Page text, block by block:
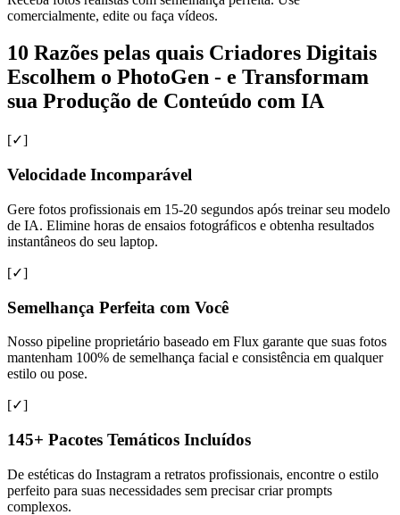
comercialmente, edite ou faça vídeos.
10 Razões pelas quais Criadores Digitais
Escolhem o PhotoGen - e Transformam
sua Produção de Conteúdo com IA
[✓]
Velocidade Incomparável
Gere fotos profissionais em 15-20 segundos após treinar seu modelo
de IA. Elimine horas de ensaios fotográficos e obtenha resultados
instantâneos do seu laptop.
[✓]
Semelhança Perfeita com Você
Nosso pipeline proprietário baseado em Flux garante que suas fotos
mantenham 100% de semelhança facial e consistência em qualquer
estilo ou pose.
[✓]
145+ Pacotes Temáticos Incluídos
De estéticas do Instagram a retratos profissionais, encontre o estilo
perfeito para suas necessidades sem precisar criar prompts
complexos.